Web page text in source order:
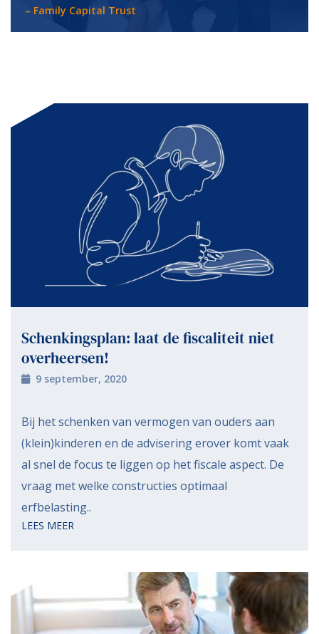
– Family Capital Trust
Schenkingsplan: laat de fiscaliteit niet
overheersen!
9 september, 2020
Bij het schenken van vermogen van ouders aan
(klein)kinderen en de advisering erover komt vaak
al snel de focus te liggen op het fiscale aspect. De
vraag met welke constructies optimaal
erfbelasting..
LEES MEER